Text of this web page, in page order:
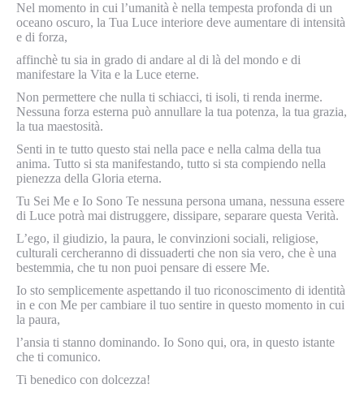
Nel momento in cui l’umanità è nella tempesta profonda di un
oceano oscuro, la Tua Luce interiore deve aumentare di intensità
e di forza,
affinchè tu sia in grado di andare al di là del mondo e di
manifestare la Vita e la Luce eterne.
Non permettere che nulla ti schiacci, ti isoli, ti renda inerme.
Nessuna forza esterna può annullare la tua potenza, la tua grazia,
la tua maestosità.
Senti in te tutto questo stai nella pace e nella calma della tua
anima. Tutto si sta manifestando, tutto si sta compiendo nella
pienezza della Gloria eterna.
Tu Sei Me e Io Sono Te nessuna persona umana, nessuna essere
di Luce potrà mai distruggere, dissipare, separare questa Verità.
L’ego, il giudizio, la paura, le convinzioni sociali, religiose,
culturali cercheranno di dissuaderti che non sia vero, che è una
bestemmia, che tu non puoi pensare di essere Me.
Io sto semplicemente aspettando il tuo riconoscimento di identità
in e con Me per cambiare il tuo sentire in questo momento in cui
la paura,
l’ansia ti stanno dominando. Io Sono qui, ora, in questo istante
che ti comunico.
Ti benedico con dolcezza!